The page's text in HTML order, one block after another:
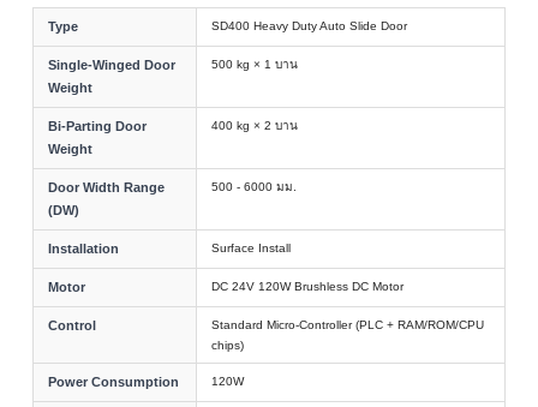
Type SD400 Heavy Duty Auto Slide Door
Single-Winged Door
Weight
500 kg × 1 บาน
Bi-Parting Door
Weight
400 kg × 2 บาน
Door Width Range
(DW)
500 - 6000 มม.
Installation Surface Install
Motor DC 24V 120W Brushless DC Motor
Control
Standard Micro-Controller (PLC + RAM/ROM/CPU
chips)
Power Consumption 120W